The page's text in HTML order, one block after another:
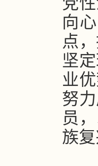
向
点
坚
业
努
员
族